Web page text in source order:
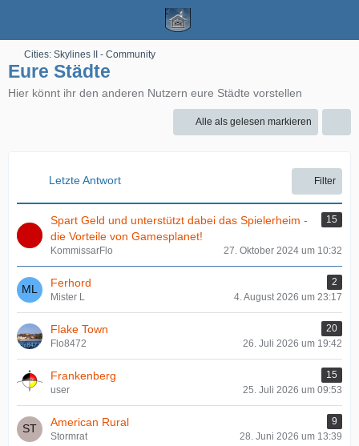
Cities: Skylines II - Community
Eure Städte
Hier könnt ihr den anderen Nutzern eure Städte vorstellen
Alle als gelesen markieren
Letzte Antwort Filter
Spart Geld und unterstützt dabei das Spielerheim -
die Vorteile von Gamesplanet!
15
KommissarFlo 27. Oktober 2024 um 10:32
Ferhord
2
Mister L
4. August 2026 um 23:17
Flake Town
20
Flo8472
26. Juli 2026 um 19:42
Frankenberg
15
user
25. Juli 2026 um 09:53
American Rural
9
Stormrat
28. Juni 2026 um 13:39